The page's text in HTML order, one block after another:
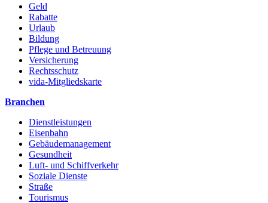
Geld
Rabatte
Urlaub
Bildung
Pflege und Betreuung
Versicherung
Rechtsschutz
vida-Mitgliedskarte
Branchen
Dienstleistungen
Eisenbahn
Gebäudemanagement
Gesundheit
Luft- und Schiffverkehr
Soziale Dienste
Straße
Tourismus